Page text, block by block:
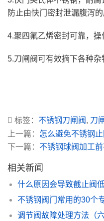
防止由快门密封泄漏腹泻的
4.聚四氟乙烯密封可靠，操
5.刀闸阀可有效摘下各种杂
标签： 不锈钢刀闸阀 , 刀
上一篇： 怎么避免不锈钢止
下一篇： 不锈钢球阀加工
相关新闻
什么原因会导致截止阀
不锈钢阀门常用的30个
调节阀故障处理方法（六